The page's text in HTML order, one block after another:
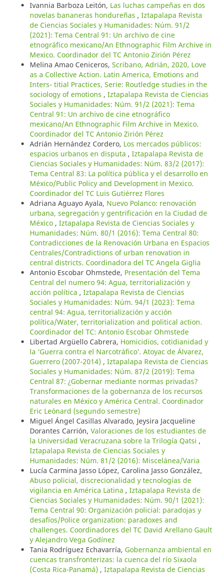
Ivannia Barboza Leitón, Las luchas campeñas en dos
novelas bananeras hondureñas , Iztapalapa Revista
de Ciencias Sociales y Humanidades: Núm. 91/2
(2021): Tema Central 91: Un archivo de cine
etnográfico mexicano/An Ethnographic Film Archive in
Mexico. Coordinador del TC Antonio Zirión Pérez
Melina Amao Ceniceros, Scribano, Adrián, 2020, Love
as a Collective Action. Latin America, Emotions and
Inters- titial Practices, Serie: Routledge studies in the
sociology of emotions , Iztapalapa Revista de Ciencias
Sociales y Humanidades: Núm. 91/2 (2021): Tema
Central 91: Un archivo de cine etnográfico
mexicano/An Ethnographic Film Archive in Mexico.
Coordinador del TC Antonio Zirión Pérez
Adrián Hernández Cordero, Los mercados públicos:
espacios urbanos en disputa , Iztapalapa Revista de
Ciencias Sociales y Humanidades: Núm. 83/2 (2017):
Tema Central 83: La política pública y el desarrollo en
México/Public Policy and Development in Mexico.
Coordinador del TC Luis Gutiérrez Flores
Adriana Aguayo Ayala, Nuevo Polanco: renovación
urbana, segregación y gentrificación en la Ciudad de
México , Iztapalapa Revista de Ciencias Sociales y
Humanidades: Núm. 80/1 (2016): Tema Central 80:
Contradicciones de la Renovación Urbana en Espacios
Centrales/Contradictions of urban renovation in
central districts. Coordinadora del TC Angela Giglia
Antonio Escobar Ohmstede, Presentación del Tema
Central del numero 94: Agua, territorialización y
acción política , Iztapalapa Revista de Ciencias
Sociales y Humanidades: Núm. 94/1 (2023): Tema
central 94: Agua, territorialización y acción
política/Water, territorialization and political action.
Coordinador del TC: Antonio Escobar Ohmstede
Libertad Argüello Cabrera, Homicidios, cotidianidad y
la ‘Guerra contra el Narcotráfico’. Atoyac de Álvarez,
Guerrero (2007-2014) , Iztapalapa Revista de Ciencias
Sociales y Humanidades: Núm. 87/2 (2019): Tema
Central 87: ¿Gobernar mediante normas privadas?
Transformaciones de la gobernanza de los recursos
naturales en México y América Central. Coordinador
Eric Leónard (segundo semestre)
Miguel Ángel Casillas Alvarado, Jeysira Jacqueline
Dorantes Carrión, Valoraciones de los estudiantes de
la Universidad Veracruzana sobre la Trilogía Qatsi ,
Iztapalapa Revista de Ciencias Sociales y
Humanidades: Núm. 81/2 (2016): Miscelánea/Varia
Lucía Carmina Jasso López, Carolina Jasso González,
Abuso policial, discrecionalidad y tecnologías de
vigilancia en América Latina , Iztapalapa Revista de
Ciencias Sociales y Humanidades: Núm. 90/1 (2021):
Tema Central 90: Organización policial: paradojas y
desafíos/Police organization: paradoxes and
challenges. Coordinadores del TC David Arellano Gault
y Alejandro Vega Godínez
Tania Rodríguez Echavarría, Gobernanza ambiental en
cuencas transfronterizas: la cuenca del río Sixaola
(Costa Rica-Panamá) , Iztapalapa Revista de Ciencias